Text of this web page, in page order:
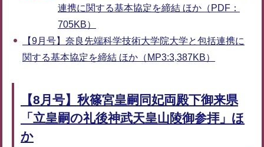
連携に関する基本協定を締結 ほか（PDF：
705KB）
【9月号】奈良先端科学技術大学院大学と包括連携に
関する基本協定を締結 ほか（MP3:3,387KB）
【8月号】秋篠宮皇嗣同妃両殿下御来県
「立皇嗣の礼後神武天皇山陵御参拝」ほ
か